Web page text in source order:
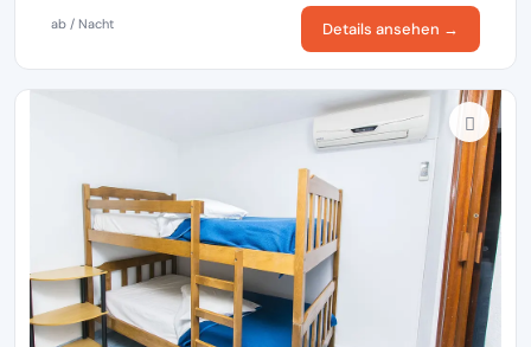
ab / Nacht Details ansehen →